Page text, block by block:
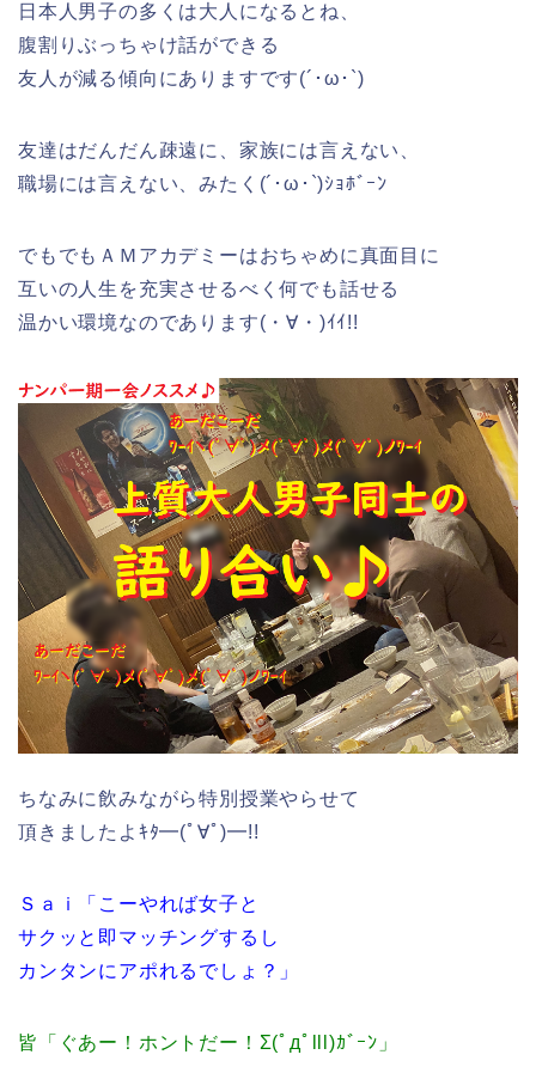
日本人男子の多くは大人になるとね、
腹割りぶっちゃけ話ができる
友人が減る傾向にありますです(´･ω･`)
友達はだんだん疎遠に、家族には言えない、
職場には言えない、みたく(´･ω･`)ｼｮﾎﾞｰﾝ
でもでもＡＭアカデミーはおちゃめに真面目に
互いの人生を充実させるべく何でも話せる
温かい環境なのであります(・∀・)ｲｲ!!
ちなみに飲みながら特別授業やらせて
頂きましたよｷﾀ━(ﾟ∀ﾟ)━!!
Ｓａｉ「こーやれば女子と
サクッと即マッチングするし
カンタンにアポれるでしょ？」
皆「ぐあー！ホントだー！Σ(ﾟдﾟlll)ｶﾞｰﾝ」